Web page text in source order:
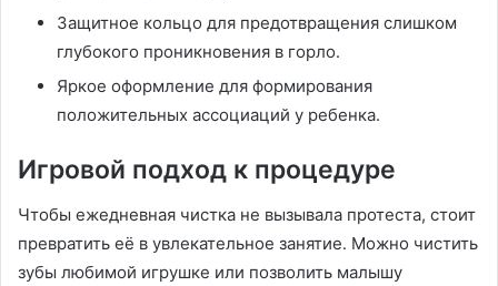
Защитное кольцо для предотвращения слишком
глубокого проникновения в горло․
Яркое оформление для формирования
положительных ассоциаций у ребенка․
Игровой подход к процедуре
Чтобы ежедневная чистка не вызывала протеста, стоит
превратить её в увлекательное занятие․ Можно чистить
зубы любимой игрушке или позволить малышу